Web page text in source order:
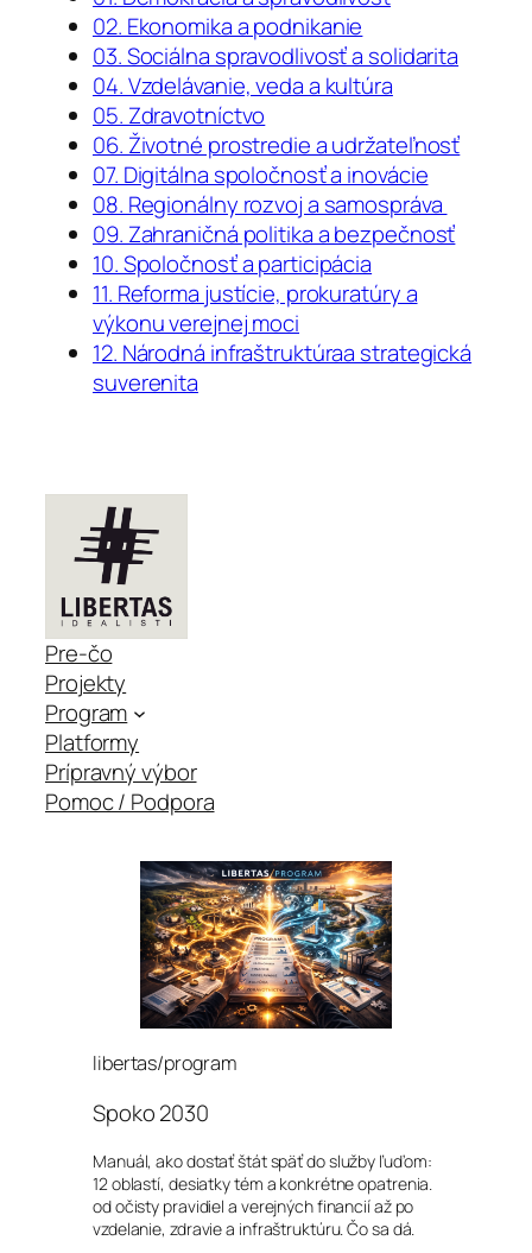
02. Ekonomika a podnikanie
03. Sociálna spravodlivosť a solidarita
04. Vzdelávanie, veda a kultúra
05. Zdravotníctvo
06. Životné prostredie a udržateľnosť
07. Digitálna spoločnosť a inovácie
08. Regionálny rozvoj a samospráva
09. Zahraničná politika a bezpečnosť
10. Spoločnosť a participácia
11. Reforma justície, prokuratúry a
výkonu verejnej moci
12. Národná infraštruktúraa strategická
suverenita
Pre-čo
Projekty
Program
Platformy
Prípravný výbor
Pomoc / Podpora
libertas/program
Spoko 2030
Manuál, ako dostať štát späť do služby ľuďom:
12 oblastí, desiatky tém a konkrétne opatrenia.
od očisty pravidiel a verejných financií až po
vzdelanie, zdravie a infraštruktúru. Čo sa dá.